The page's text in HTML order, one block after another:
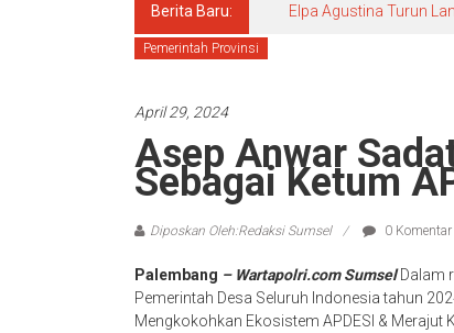
Berita Baru: Elpa Agustina Turun
Pemerintah Provinsi
April 29, 2024
Asep Anwar
Sebagai Ketum
Diposkan Oleh:Redaksi Sumsel 0 Komentar
Palembang – Wartapolri.com SumselDalam
Pemerintah Desa Seluruh Indonesia tahun
Mengkokohkan Ekosistem APDESI & Merajut